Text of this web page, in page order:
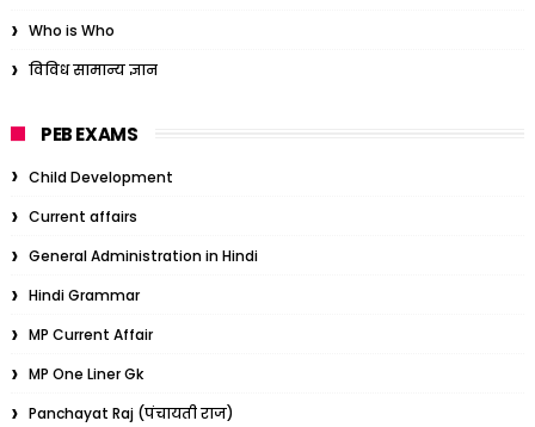
Who is Who
विविध सामान्य ज्ञान
PEB EXAMS
Child Development
Current affairs
General Administration in Hindi
Hindi Grammar
MP Current Affair
MP One Liner Gk
Panchayat Raj (पंचायती राज)